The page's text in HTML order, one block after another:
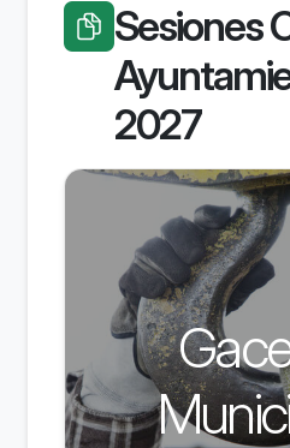
Sesiones
2027